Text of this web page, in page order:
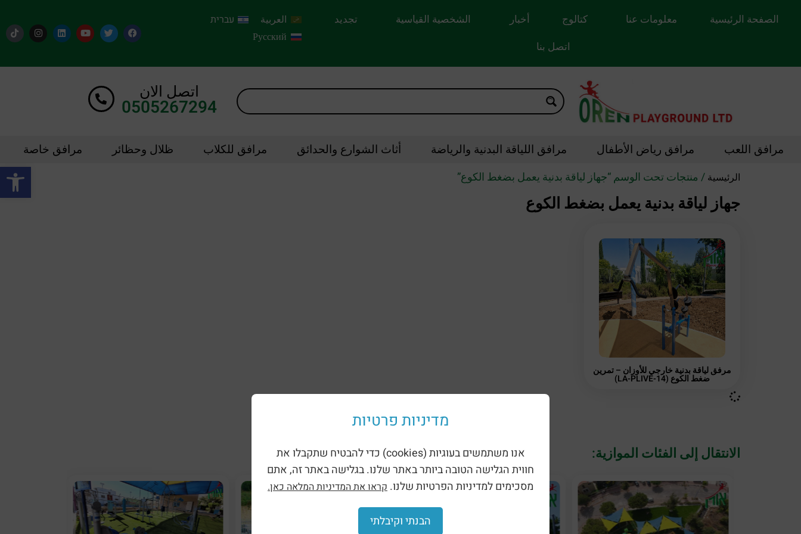
الصفحة الرئيسية معلومات عنا كتالوج أخبار الشخصية القياسية
تجديد
اتصل بنا
العربية
עברית
Русский
اتصل الان
0505267294
مرافق اللعب مرافق رياض الأطفال مرافق اللياقة البدنية والرياضة أثاث الشوارع والحدائق مرافق للكلاب ظلال وحظائر مرافق خاصة
الرئيسية / منتجات تحت الوسم “جهاز لياقة بدنية يعمل بضغط الكوع”
جهاز لياقة بدنية يعمل بضغط الكوع
مرفق لياقة بدنية خارجي للأوزان – تمرين
ضغط الكوع (LA-PLIVE-14)
الانتقال إلى الفئات الموازية:
מדיניות פרטיות
אנו משתמשים בעוגיות (cookies) כדי להבטיח שתקבלו את
חווית הגלישה הטובה ביותר באתר שלנו. בגלישה באתר זה, אתם
מסכימים למדיניות הפרטיות שלנו. קראו את המדיניות המלאה כאן.
הבנתי וקיבלתי